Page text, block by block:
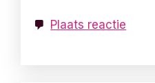
Plaats reactie